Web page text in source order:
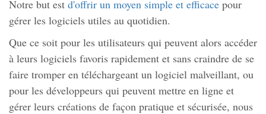
Notre but est d'offrir un moyen simple et efficace pour
gérer les logiciels utiles au quotidien.
Que ce soit pour les utilisateurs qui peuvent alors accéder
à leurs logiciels favoris rapidement et sans craindre de se
faire tromper en téléchargeant un logiciel malveillant, ou
pour les développeurs qui peuvent mettre en ligne et
gérer leurs créations de façon pratique et sécurisée, nous